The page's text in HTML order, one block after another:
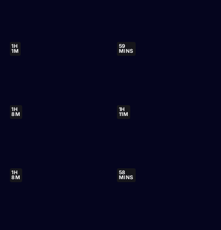
1H
1M
59
MINS
1H
8M
1H
11M
1H
8M
58
MINS